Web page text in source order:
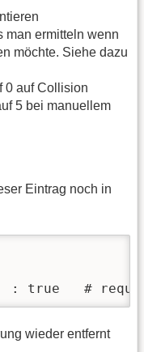
man ermitteln wenn
möchte. Siehe dazu
0 auf Collision
5 bei manuellem
Eintrag noch in
true   # required
wieder entfernt